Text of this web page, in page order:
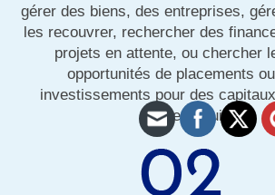
gérer des biens, des entreprises,
les recouvrer, rechercher des
projets en attente, ou chercher
opportunités de placements
investissements pour des
reproduire.